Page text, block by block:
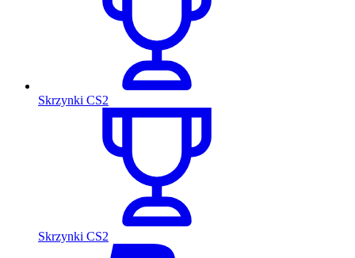
Skrzynki CS2
Skrzynki CS2